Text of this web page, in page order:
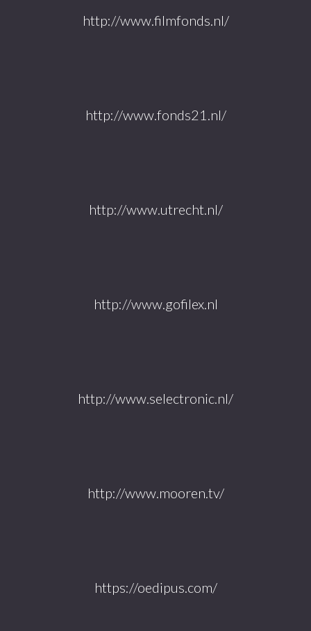
http://www.filmfonds.nl/
http://www.fonds21.nl/
http://www.utrecht.nl/
http://www.gofilex.nl
http://www.selectronic.nl/
http://www.mooren.tv/
https://oedipus.com/